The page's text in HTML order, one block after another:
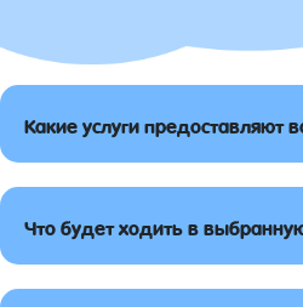
Какие услуги
Что будет ходить в